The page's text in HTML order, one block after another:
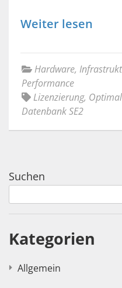
Weiter lesen
Hardware,
Performance
Lizenzierung,
Datenbank SE2
Suchen
Kategorien
Allgemein